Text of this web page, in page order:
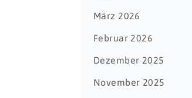
März 2026
Februar 2026
Dezember 2025
November 2025